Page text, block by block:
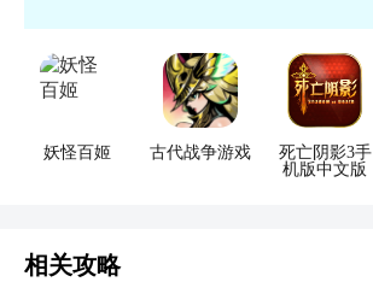
妖怪百姬 古代战争游戏
死亡阴影3手
机版中文版
相关攻略